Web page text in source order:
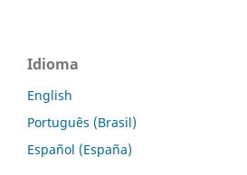
Idioma
English
Português (Brasil)
Español (España)